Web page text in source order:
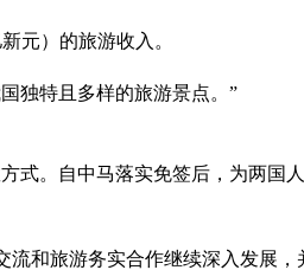
元）的旅游收入。
独特且多样的旅游景点。”
式。自中马落实免签后，为两国
和旅游务实合作继续深入发展，